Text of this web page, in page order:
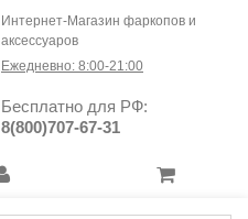
Интернет-Магазин фаркопов и
аксессуаров
Ежедневно: 8:00-21:00
Бесплатно для РФ:
8(800)707-67-31